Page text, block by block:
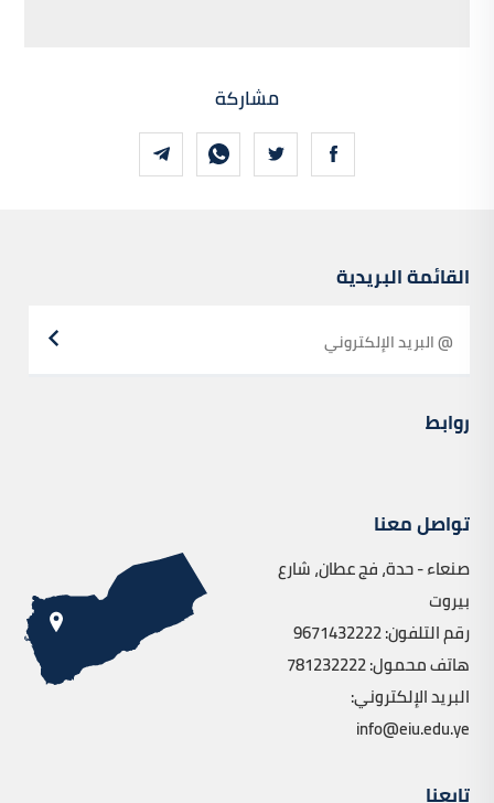
مشاركة
القائمة البريدية
روابط
تواصل معنا
صنعاء - حدة، فج عطان، شارع
بيروت
رقم التلفون: 9671432222
هاتف محمول: 781232222
البريد الإلكتروني:
info@eiu.edu.ye
تابعنا